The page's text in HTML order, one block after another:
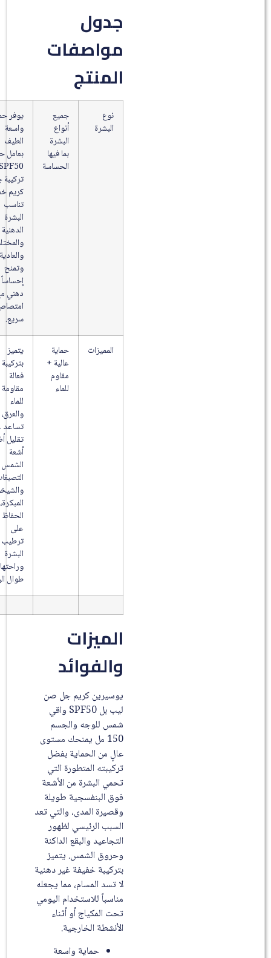
جدول
مواصفات
المنتج
الحساسة
يوفر حماية
بعامل حماية
SPF50 مع
تركيبة جل-
كريم خفيفة
والمختلطة
والعادية،
إحساساً غير
دهني مع
امتصاص
المميزات
حماية
تساعد على
تقليل أضرار
الشمس مثل
التصبغات
والشيخوخة
المبكرة، مع
وراحتها
طوال اليوم.
الميزات
والفوائد
يوسيرين كريم جل صن
ليب بل SPF50 واقي
شمس للوجه والجسم
150 مل يمنحك مستوى
عالٍ من الحماية بفضل
تركيبته المتطورة التي
تحمي البشرة من الأشعة
فوق البنفسجية طويلة
وقصيرة المدى، والتي تعد
السبب الرئيسي لظهور
التجاعيد والبقع الداكنة
وحروق الشمس. يتميز
بتركيبة خفيفة غير دهنية
لا تسد المسام، مما يجعله
مناسباً للاستخدام اليومي
تحت المكياج أو أثناء
الأنشطة الخارجية.
حماية واسعة